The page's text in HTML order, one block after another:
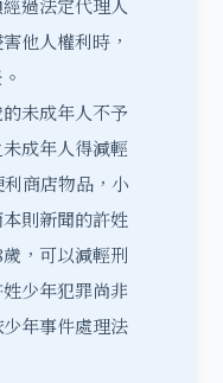
過法定代理人
他人權利時，
。
未成年人不予
成年人得減輕
商店物品，小
則新聞的許姓
，可以減輕刑
少年犯罪尚非
年事件處理法